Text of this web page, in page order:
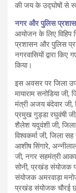
की जय के उद्घोषों से
नगर और पुलिस
आयोजन के लिए विहिप
प्रशासन और पुलिस
नगरवासियों द्वारा
किया।
इस अवसर पर जिला
मायाराम सनोडिया जी,
मंत्री अजय बंदेवार जी,
प्रमुख गुड्डा रघुवंषी
शैलेश यदुवंशी जी,
विश्वकर्मा जी, जिला
आशीष सिंगारे,
जी, नगर सहमंत्री
सोनी, प्रखंड संयोजक
संयोजक अमरवाड़ा
प्रखंड संयोजक चौरई